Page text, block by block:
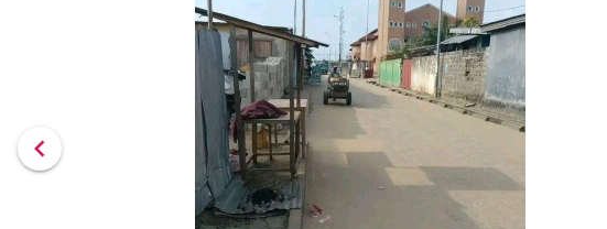
chevron_left